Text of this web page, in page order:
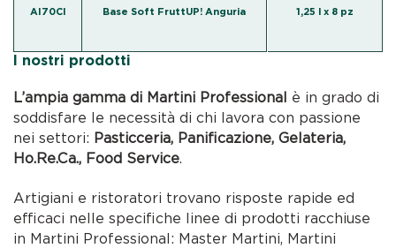
AI70CI Base Soft FruttUP! Anguria 1,25 l x 8 pz
I nostri prodotti
L’ampia gamma di Martini Professional è in grado di
soddisfare le necessità di chi lavora con passione
nei settori: Pasticceria, Panificazione, Gelateria,
Ho.Re.Ca., Food Service.
Artigiani e ristoratori trovano risposte rapide ed
efficaci nelle specifiche linee di prodotti racchiuse
in Martini Professional: Master Martini, Martini